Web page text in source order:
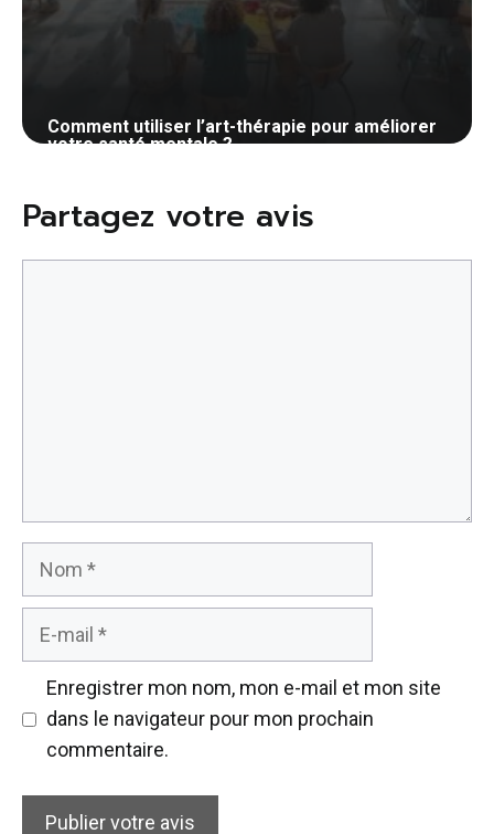
Comment utiliser l’art-thérapie pour améliorer
votre santé mentale ?
Partagez votre avis
Nom
Enregistrer mon nom, mon e-mail et mon site
dans le navigateur pour mon prochain
commentaire.